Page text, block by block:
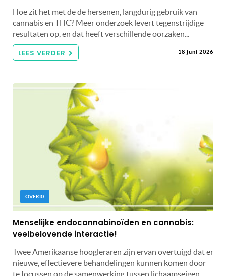
Hoe zit het met de de hersenen, langdurig gebruik van
cannabis en THC? Meer onderzoek levert tegenstrijdige
resultaten op, en dat heeft verschillende oorzaken...
LEES VERDER 18 juni 2026
OVERIG
Menselijke endocannabinoïden en cannabis:
veelbelovende interactie!
Twee Amerikaanse hoogleraren zijn ervan overtuigd dat er
nieuwe, effectievere behandelingen kunnen komen door
te focussen op de samenwerking tussen lichaamseigen